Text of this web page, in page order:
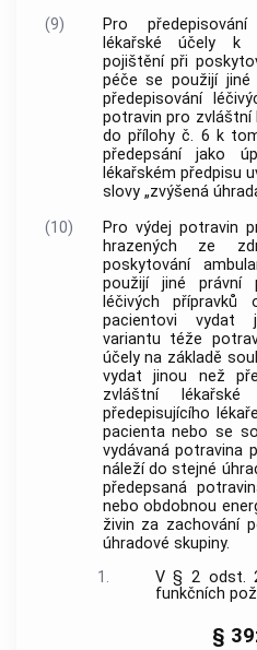
(9)
Pro
lékařské účely k
pojištění při
péče se použijí jiné
předepisování
potravin pro zvláštní
do přílohy č. 6 k
předepsání jako
lékařském předpisu
slovy „zvýšená
(10)
Pro výdej potravin
hrazených ze
poskytování
použijí jiné právní
léčivých přípravků
pacientovi vydat
variantu téže
účely na základě
vydat jinou než
zvláštní
předepisujícího
pacienta nebo se
vydávaná potravina
náleží do stejné
předepsaná
nebo obdobnou
živin za zachování
úhradové skupiny.
1.
V § 2 odst.
funkčních
§